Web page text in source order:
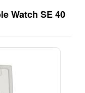
Watch SE 40